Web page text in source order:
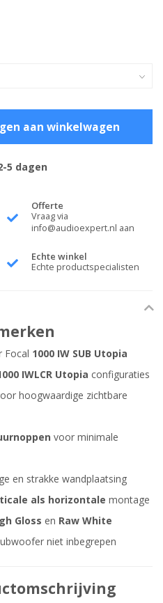
aan winkelwagen
5 dagen
Offerte
Vraag via
info@audioexpert.nl aan
Echte winkel
Echte productspecialisten
Focal 1000 IW SUB Utopia
IWLCR Utopia configuraties
hoogwaardige zichtbare
voor minimale
en strakke wandplaatsing
als horizontale montage
Gloss en Raw White
niet inbegrepen